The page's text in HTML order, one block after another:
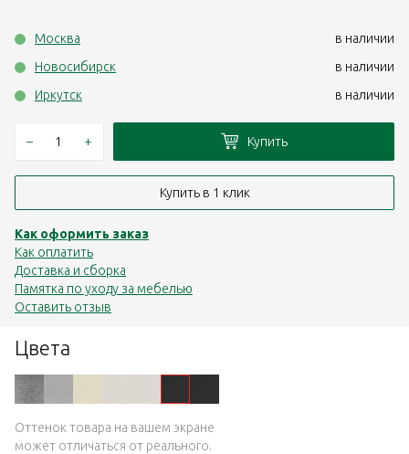
Цвета
Оттенок товара на вашем экране
может отличаться от реального.
Москва
в наличии
Новосибирск
в наличии
Иркутск
в наличии
– + Купить
Купить в 1 клик
Как оформить заказ
Как оплатить
Доставка и сборка
Памятка по уходу за мебелью
Оставить отзыв